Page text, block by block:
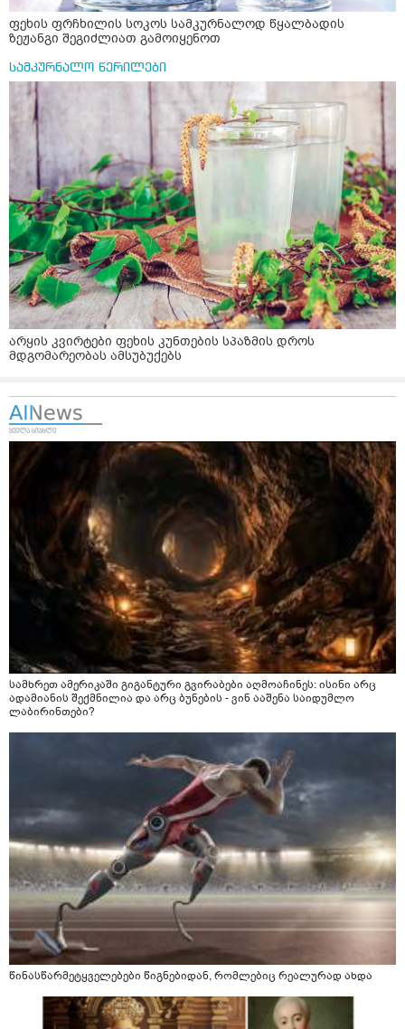
ფეხის ფრჩხილის სოკოს სამკურნალოდ წყალბადის
ზეჟანგი შეგიძლიათ გამოიყენოთ
სამკურნალო წერილები
არყის კვირტები ფეხის კუნთების სპაზმის დროს
მდგომარეობას ამსუბუქებს
სამხრეთ ამერიკაში გიგანტური გვირაბები აღმოაჩინეს: ისინი არც
ადამიანის შექმნილია და არც ბუნების - ვინ ააშენა საიდუმლო
ლაბირინთები?
წინასწარმეტყველებები წიგნებიდან, რომლებიც რეალურად ახდა